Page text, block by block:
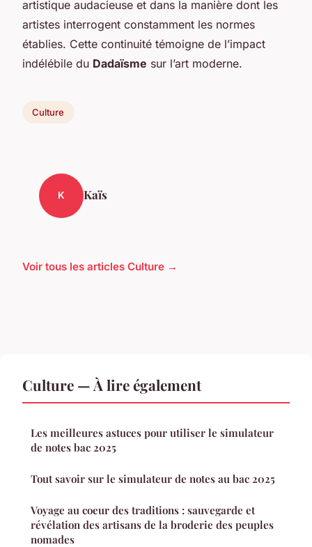
artistique audacieuse et dans la manière dont les
artistes interrogent constamment les normes
établies. Cette continuité témoigne de l’impact
indélébile du Dadaïsme sur l’art moderne.
Culture
K Kaïs
Voir tous les articles Culture →
Culture — À lire également
Les meilleures astuces pour utiliser le simulateur
de notes bac 2025
Tout savoir sur le simulateur de notes au bac 2025
Voyage au coeur des traditions : sauvegarde et
révélation des artisans de la broderie des peuples
nomades